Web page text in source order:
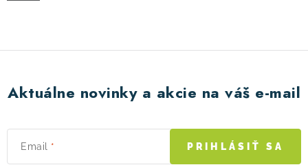
Aktuálne novinky a akcie na váš e-mail
Email PRIHLÁSIŤ SA